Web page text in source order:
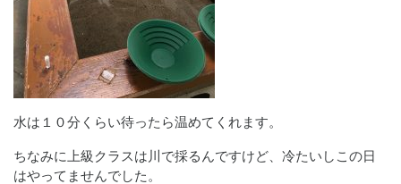
水は１０分くらい待ったら温めてくれます。
ちなみに上級クラスは川で採るんですけど、冷たいしこの日
はやってませんでした。